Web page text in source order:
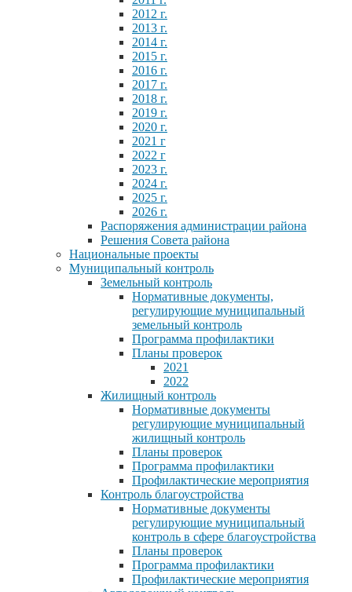
2012 г.
2013 г.
2014 г.
2015 г.
2016 г.
2017 г.
2018 г.
2019 г.
2020 г.
2021 г
2022 г
2023 г.
2024 г.
2025 г.
2026 г.
Распоряжения администрации района
Решения Совета района
Национальные проекты
Муниципальный контроль
Земельный контроль
Нормативные документы,
регулирующие муниципальный
земельный контроль
Программа профилактики
Планы проверок
2021
2022
Жилищный контроль
Нормативные документы
регулирующие муниципальный
жилищный контроль
Планы проверок
Программа профилактики
Профилактические мероприятия
Контроль благоустройства
Нормативные документы
регулирующие муниципальный
контроль в сфере благоустройства
Планы проверок
Программа профилактики
Профилактические мероприятия